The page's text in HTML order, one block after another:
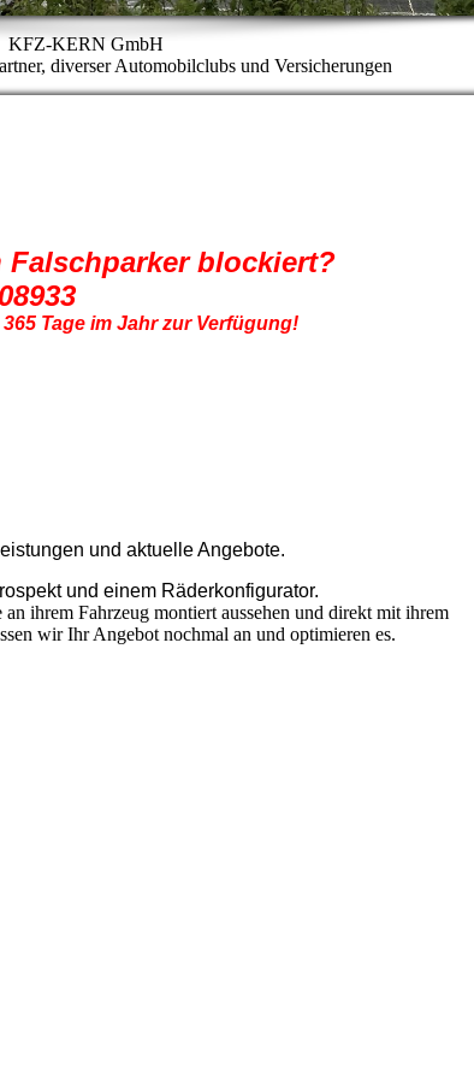
KFZ-KERN GmbH
diverser Automobilclubs und Versicherungen
Falschparker blockiert?
Tage im Jahr zur Verfügung!
und aktuelle Angebote.
und einem Räderkonfigurator.
ihrem Fahrzeug montiert aussehen und direkt mit ihrem
wir Ihr Angebot nochmal an und optimieren es.